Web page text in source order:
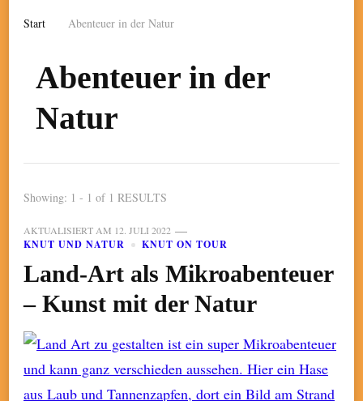
Start Abenteuer in der Natur
Abenteuer in der
Natur
Showing: 1 - 1 of 1 RESULTS
AKTUALISIERT AM 12. JULI 2022
KNUT UND NATUR KNUT ON TOUR
Land-Art als Mikroabenteuer
– Kunst mit der Natur